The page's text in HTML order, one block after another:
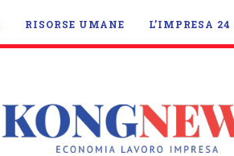
RISORSE UMANE L’IMPRESA 24